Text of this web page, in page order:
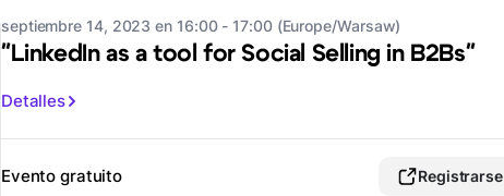
septiembre 14, 2023 en 16:00 - 17:00 (Europe/Warsaw)
"LinkedIn as a tool for Social Selling in B2Bs"
Detalles
Evento gratuito Registrarse